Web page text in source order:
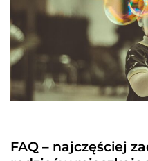
FAQ – najczęściej